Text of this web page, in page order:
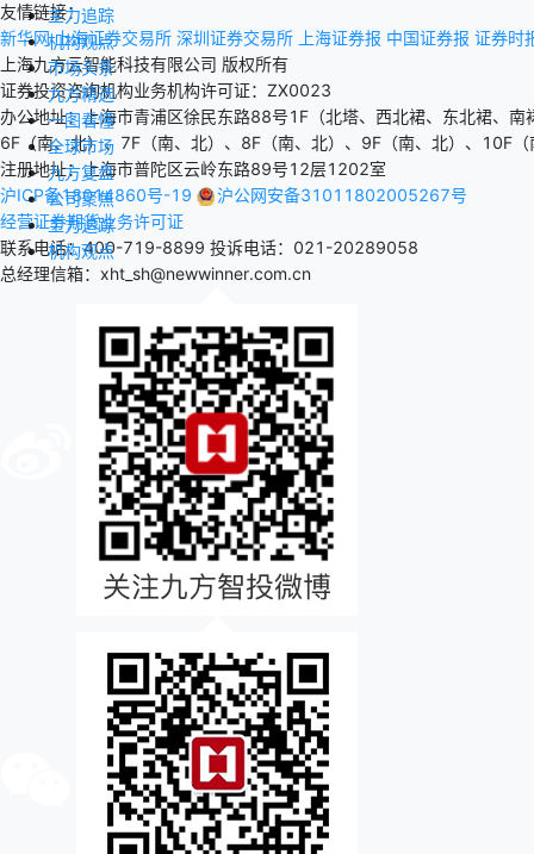
主力追踪
机构观点
市场头条
九方精选
一图看懂
全球市场
九方复盘
公司聚焦
主力追踪
机构观点
友情链接：
新华网 上海证券交易所 深圳证券交易所 上海证券报 中国证券报 证券时
上海九方云智能科技有限公司 版权所有
证券投资咨询机构业务机构许可证：ZX0023
办公地址：上海市青浦区徐民东路88号1F（北塔、西北裙、东北裙、
6F（南、北）、7F（南、北）、8F（南、北）、9F（南、北）、10F
注册地址：上海市普陀区云岭东路89号12层1202室
沪ICP备18014860号-19
沪公网安备31011802005267号
经营证券期货业务许可证
联系电话：400-719-8899 投诉电话：021-20289058
总经理信箱：xht_sh@newwinner.com.cn